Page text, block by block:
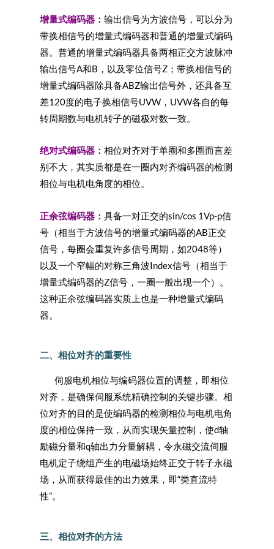
增量式编码器： 输出信号为方波信号，可以分为
带换相信号的增量式编码器和普通的增量式编码
器。普通的增量式编码器具备两相正交方波脉冲
输出信号A和B，以及零位信号Z；带换相信号的
增量式编码器除具备ABZ输出信号外，还具备互
差120度的电子换相信号UVW，UVW各自的每
转周期数与电机转子的磁极对数一致。
绝对式编码器： 相位对齐对于单圈和多圈而言差
别不大，其实质都是在一圈内对齐编码器的检测
相位与电机电角度的相位。
正余弦编码器： 具备一对正交的sin/cos 1Vp-p信
号（相当于方波信号的增量式编码器的AB正交
信号，每圈会重复许多信号周期，如2048等）
以及一个窄幅的对称三角波Index信号（相当于
增量式编码器的Z信号，一圈一般出现一个）。
这种正余弦编码器实质上也是一种增量式编码
器。
二、相位对齐的重要性
伺服电机相位与编码器位置的调整，即相位
对齐，是确保伺服系统精确控制的关键步骤。相
位对齐的目的是使编码器的检测相位与电机电角
度的相位保持一致，从而实现矢量控制，使d轴
励磁分量和q轴出力分量解耦，令永磁交流伺服
电机定子绕组产生的电磁场始终正交于转子永磁
场，从而获得最佳的出力效果，即“类直流特
性”。
三、相位对齐的方法